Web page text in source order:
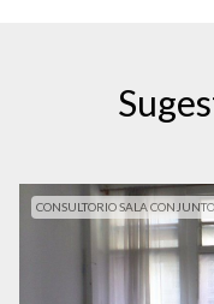
CONSULTORIO SALA CONJUNTO